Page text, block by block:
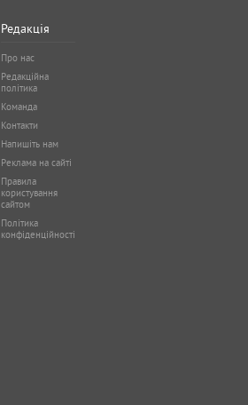
Редакція
Про нас
Редакційна
політика
Команда
Контакти
Напишіть нам
Реклама на сайті
Правила
користування
сайтом
Політика
конфіденційності